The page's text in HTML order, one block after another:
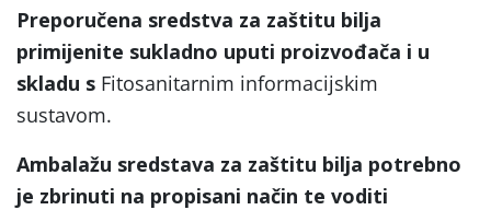
Preporučena sredstva za zaštitu bilja
primijenite sukladno uputi proizvođača i u
skladu s Fitosanitarnim informacijskim
sustavom.
Ambalažu sredstava za zaštitu bilja potrebno
je zbrinuti na propisani način te voditi